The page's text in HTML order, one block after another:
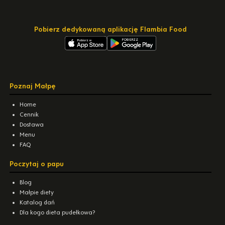
Pobierz dedykowaną aplikację Flambia Food
Poznaj Małpę
Home
Cennik
Dostawa
Menu
FAQ
Poczytaj o papu
Blog
Małpie diety
Katalog dań
Dla kogo dieta pudełkowa?